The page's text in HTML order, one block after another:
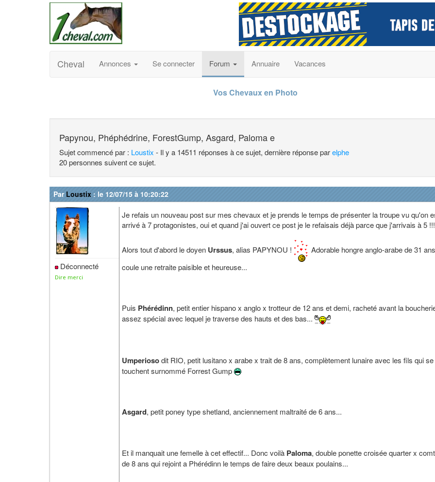
Cheval Annonces Se connecter Forum Annuaire Vacances
Vos Chevaux en Photo
Papynou, Phéphédrine, ForestGump, Asgard, Paloma e
Sujet commencé par : Loustix - Il y a 14511 réponses à ce sujet, dernière réponse parelphe
20 personnes suivent ce sujet.
Par Loustix : le 12/07/15 à 10:20:22
Déconnecté
Dire merci
Je refais un nouveau post sur mes chevaux et je prends le temps de présenter la troupe vu qu'on
arrivé à 7 protagonistes, oui et quand j'ai ouvert ce post je le refaisais déjà parce que j'arrivais à 5
Alors tout d'abord le doyen Urssus, alias PAPYNOU !
Adorable hongre anglo-arabe de 31
coule une retraite paisible et heureuse...
Puis Phérédinn, petit entier hispano x anglo x trotteur de 12 ans et demi, racheté avant la
assez spécial avec lequel je traverse des hauts et des bas...
Umperiosodit RIO, petit lusitano x arabe x trait de 8 ans, complètement lunaire avec les fils qui se
touchent surnommé Forrest Gump
Asgard, petit poney type shetland, anciennement maltraité de 6 ans...
Et il manquait une femelle à cet effectif... Donc voilà Paloma, double ponette croisée quarter x
de 8 ans qui rejoint a Phérédinn le temps de faire deux beaux poulains...